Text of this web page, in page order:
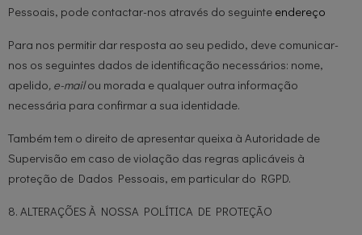
Pessoais, pode contactar-nos através do seguinte endereço
Para nos permitir dar resposta ao seu pedido, deve comunicar-
nos os seguintes dados de identificação necessários: nome,
apelido, e-mailou morada e qualquer outra informação
necessária para confirmar a sua identidade.
Também tem o direito de apresentar queixa à Autoridade de
Supervisão em caso de violação das regras aplicáveis à
proteção de Dados Pessoais, em particular do RGPD.
8. ALTERAÇÕES À NOSSA POLÍTICA DE PROTEÇÃO